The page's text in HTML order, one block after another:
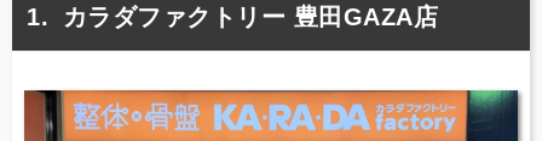
カラダファクトリー 豊田GAZA店